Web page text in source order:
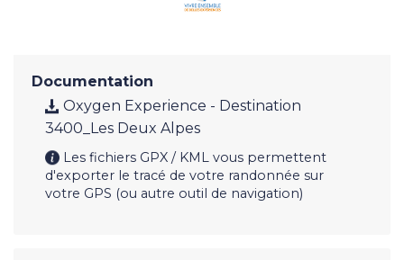
Documentation
Oxygen Experience - Destination
3400_Les Deux Alpes
Les fichiers GPX / KML vous permettent
d'exporter le tracé de votre randonnée sur
votre GPS (ou autre outil de navigation)